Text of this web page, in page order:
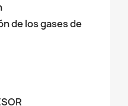
de los gases de